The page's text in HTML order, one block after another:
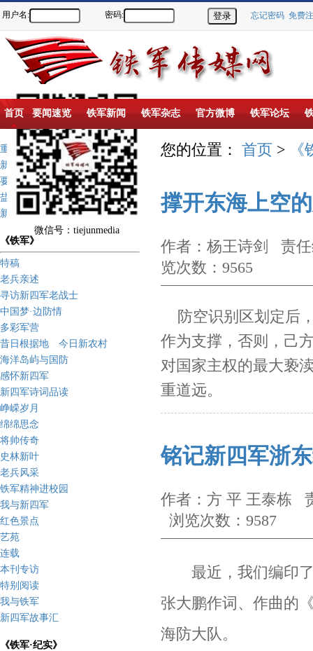
微信号：tiejunmedia
用户名: 密码: 忘记密码 免费
首页 要闻速览 铁军新闻 铁军杂志 官方微博 铁军论坛
重点推荐
新闻动态
要闻速览
盐城新四军纪念馆
新四军历史上的今天
《铁军》
特稿
老兵亲述
寻访新四军老战士
中国梦·边防情
多彩军营
昔日根据地 今日新农村
海洋岛屿与国防
感怀新四军
新四军诗词品读
峥嵘岁月
绵绵思念
将帅传奇
史林新叶
老兵风采
铁军精神进校园
我与新四军
红色景点
艺苑
连载
本刊专访
特别阅读
我与铁军
新四军故事汇
《铁军·纪实》
您的位置： 首页 >
撑开东海上空
作者：杨王诗剑 责
览次数：9565
防空识别区划定后
作为支撑，否则，己
对国家主权的最大亵
重道远。
铭记新四军浙
作者：方 平 王泰栋
浏览次数：9587
最近，我们编印了
张大鹏作词、作曲的
海防大队。